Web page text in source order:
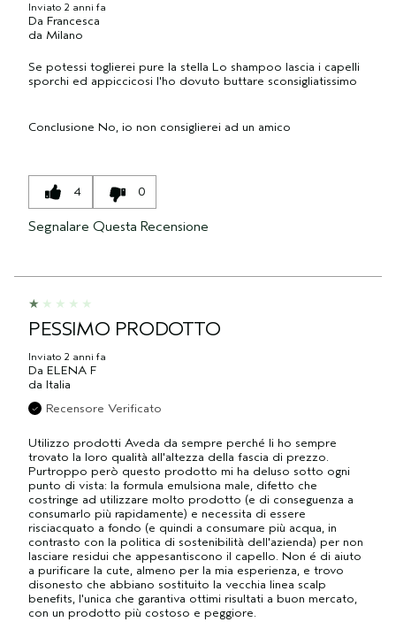
Inviato 2 anni fa
Da Francesca
da Milano
Se potessi toglierei pure la stella Lo shampoo lascia i capelli
sporchi ed appiccicosi l'ho dovuto buttare sconsigliatissimo
Conclusione No, io non consiglierei ad un amico
4 0
Segnalare Questa Recensione
PESSIMO PRODOTTO
Inviato 2 anni fa
Da ELENA F
da Italia
Recensore Verificato
Utilizzo prodotti Aveda da sempre perché li ho sempre
trovato la loro qualità all'altezza della fascia di prezzo.
Purtroppo però questo prodotto mi ha deluso sotto ogni
punto di vista: la formula emulsiona male, difetto che
costringe ad utilizzare molto prodotto (e di conseguenza a
consumarlo più rapidamente) e necessita di essere
risciacquato a fondo (e quindi a consumare più acqua, in
contrasto con la politica di sostenibilità dell'azienda) per non
lasciare residui che appesantiscono il capello. Non é di aiuto
a purificare la cute, almeno per la mia esperienza, e trovo
disonesto che abbiano sostituito la vecchia linea scalp
benefits, l'unica che garantiva ottimi risultati a buon mercato,
con un prodotto più costoso e peggiore.